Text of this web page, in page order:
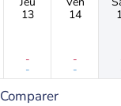
13
-
-
14
-
-
Comparer